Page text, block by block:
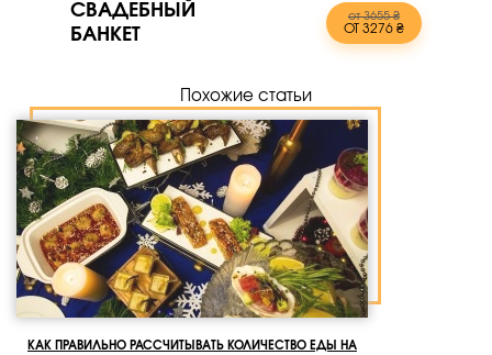
СВАДЕБНЫЙ
БАНКЕТ
от 3655 ₴
ОТ 3276 ₴
Похожие статьи
КАК ПРАВИЛЬНО РАССЧИТЫВАТЬ КОЛИЧЕСТВО ЕДЫ НА